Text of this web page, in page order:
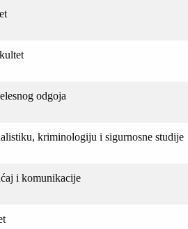
odgoja
kriminologiju i sigurnosne studije
i komunikacije